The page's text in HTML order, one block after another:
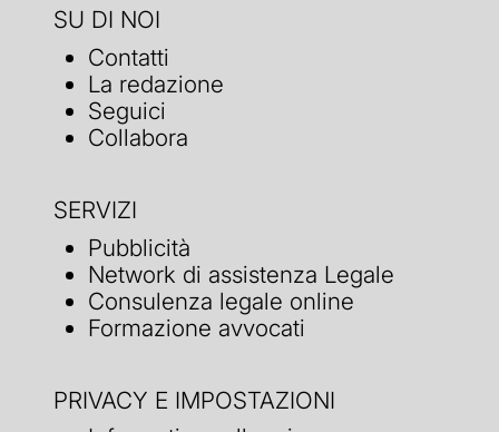
SU DI NOI
Contatti
La redazione
Seguici
Collabora
SERVIZI
Pubblicità
Network di assistenza Legale
Consulenza legale online
Formazione avvocati
PRIVACY E IMPOSTAZIONI